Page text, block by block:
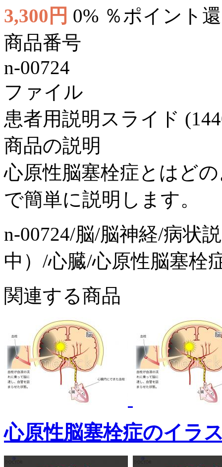
3,300円 0% ％ポイント
商品番号
n-00724
ファイル
患者用説明スライド
商品の説明
心原性脳塞栓症とはど
で簡単に説明します。
n-00724/脳/脳神経/病状
中）/心臓/心原性脳塞栓
関連する商品
心原性脳塞栓症のイラ